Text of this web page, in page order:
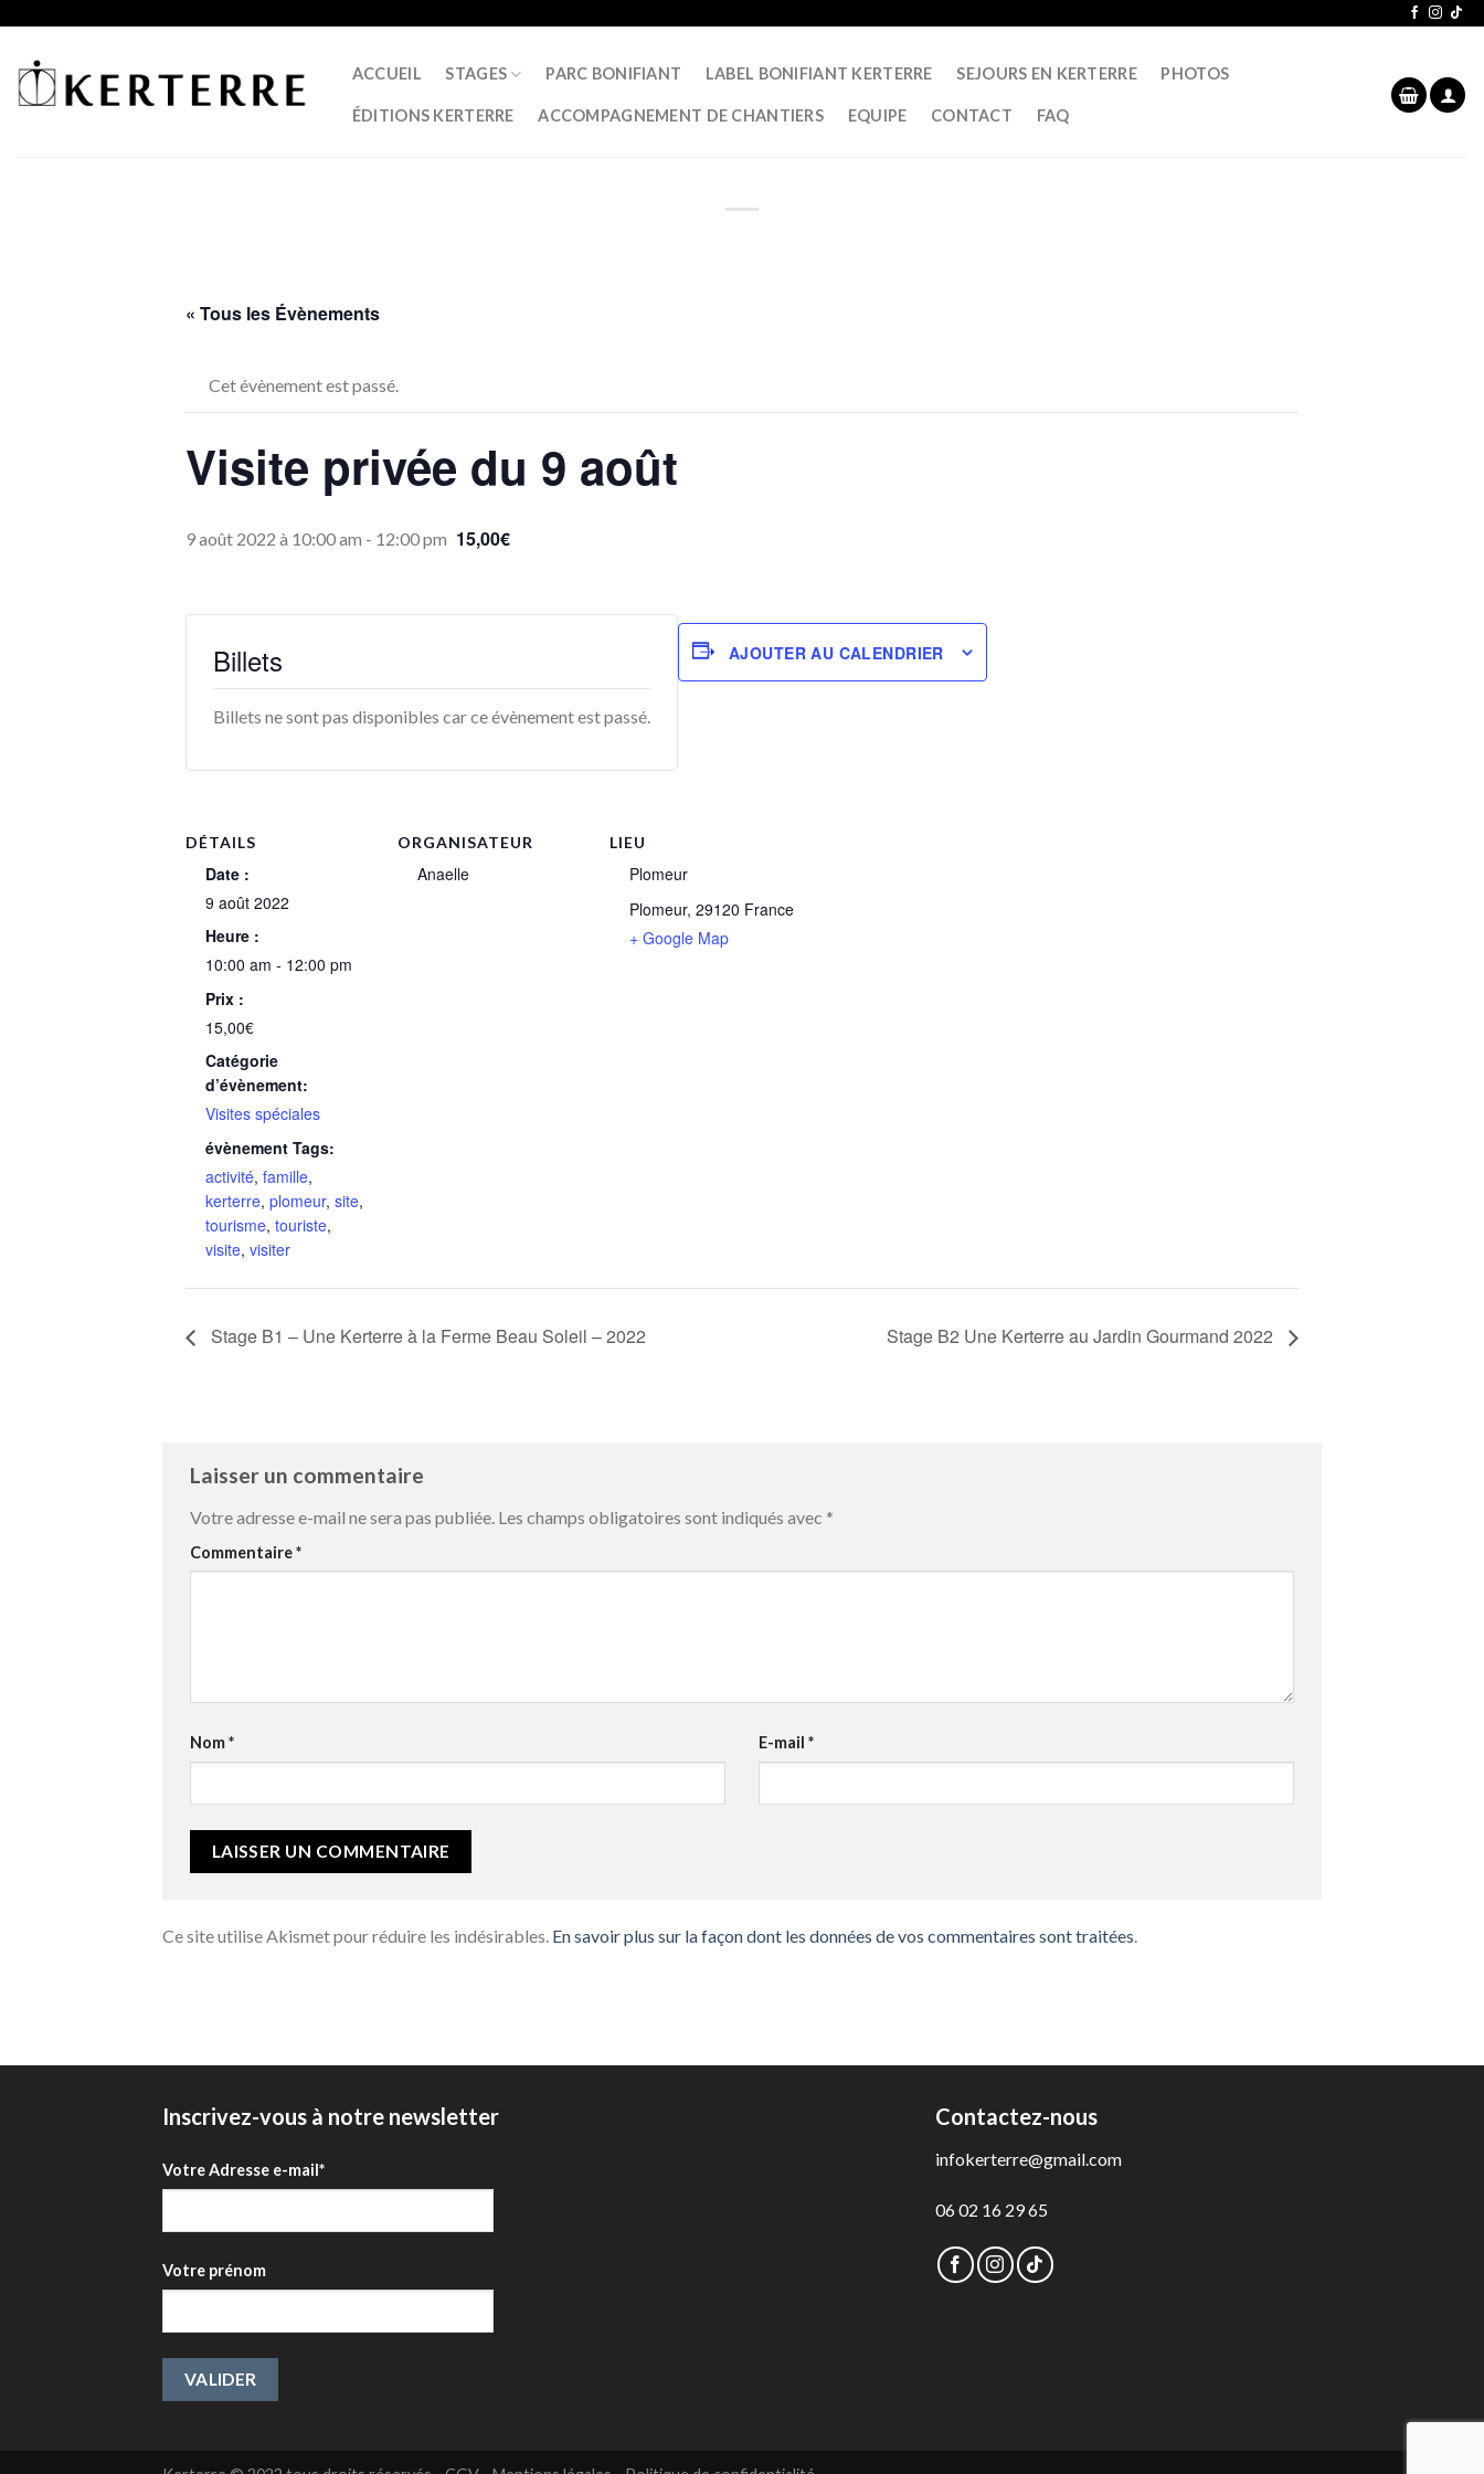
content
ACCUEIL STAGES PARC BONIFIANT LABEL BONIFIANT KERTERRE SEJOURS EN KERTERRE PHOTOS
ÉDITIONS KERTERRE ACCOMPAGNEMENT DE CHANTIERS EQUIPE CONTACT FAQ
« Tous les Évènements
Cet évènement est passé.
Visite privée du 9 août
9 août 2022 à 10:00 am - 12:00 pm 15,00€
Billets
Billets ne sont pas disponibles car ce évènement est passé.
AJOUTER AU CALENDRIER
DÉTAILS
Date :
9 août 2022
Heure :
10:00 am - 12:00 pm
Prix :
15,00€
Catégorie
d’évènement:
Visites spéciales
évènement Tags:
activité,famille,
kerterre,plomeur,site,
tourisme,touriste,
visite,visiter
ORGANISATEUR
Anaelle
LIEU
Plomeur
Plomeur, 29120 France
+ Google Map
Stage B1 – Une Kerterre à la Ferme Beau Soleil – 2022 Stage B2 Une Kerterre au Jardin Gourmand 2022
Laisser un commentaire
Votre adresse e-mail ne sera pas publiée. Les champs obligatoires sont indiqués avec *
Commentaire*
Nom* E-mail *
Ce site utilise Akismet pour réduire les indésirables. En savoir plus sur la façon dont les données de vos commentaires sont traitées.
Inscrivez-vous à notre newsletter
Votre Adresse e-mail*
Votre prénom
Contactez-nous
infokerterre@gmail.com
06 02 16 29 65